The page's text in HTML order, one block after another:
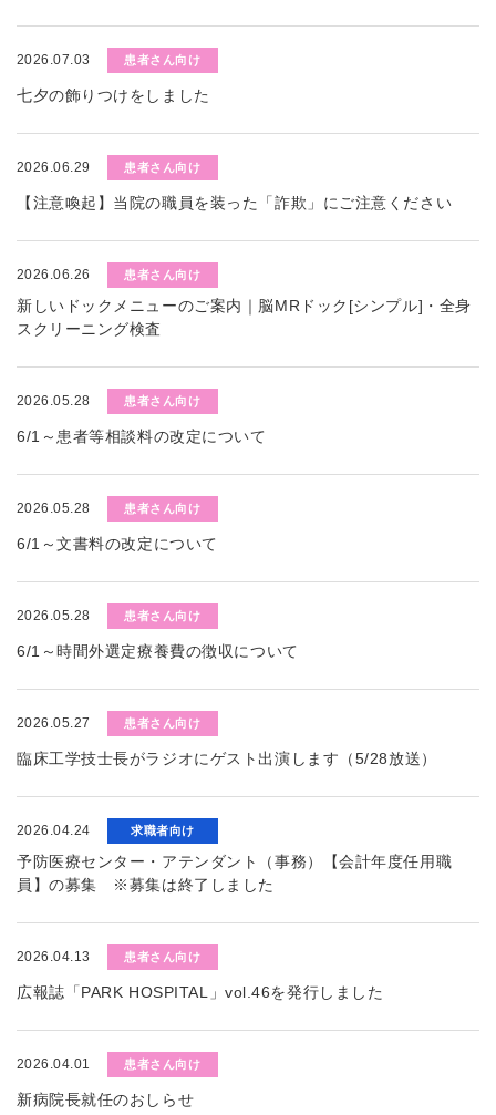
2026.07.03 患者さん向け
七夕の飾りつけをしました
2026.06.29 患者さん向け
【注意喚起】当院の職員を装った「詐欺」にご注意ください
2026.06.26 患者さん向け
新しいドックメニューのご案内｜脳MRドック[シンプル]・全身
スクリーニング検査
2026.05.28 患者さん向け
6/1～患者等相談料の改定について
2026.05.28 患者さん向け
6/1～文書料の改定について
2026.05.28 患者さん向け
6/1～時間外選定療養費の徴収について
2026.05.27 患者さん向け
臨床工学技士長がラジオにゲスト出演します（5/28放送）
2026.04.24 求職者向け
予防医療センター・アテンダント（事務）【会計年度任用職
員】の募集 ※募集は終了しました
2026.04.13 患者さん向け
広報誌「PARK HOSPITAL」vol.46を発行しました
2026.04.01 患者さん向け
新病院長就任のおしらせ